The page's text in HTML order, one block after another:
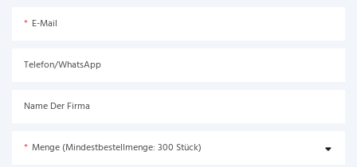
E-Mail
Telefon/WhatsApp
Name Der Firma
Menge (Mindestbestellmenge: 300 Stück)